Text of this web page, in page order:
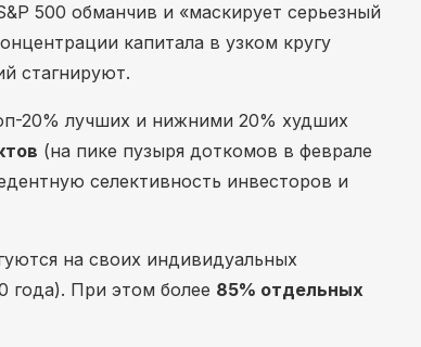
500 обманчив и «маскирует серьезный
капитала в узком кругу
стагнируют.
20% лучших и нижними 20% худших
(на пике пузыря доткомов в феврале
селективность инвесторов и
на своих индивидуальных
года). При этом более 85% отдельных